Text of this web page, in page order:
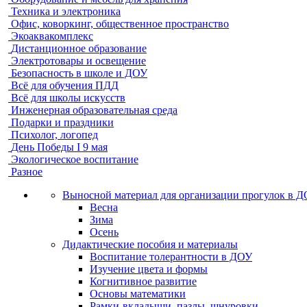
Техника и электроника
Офис, коворкинг, общественное пространство
Экоаквакомплекс
Дистанционное образование
Электротовары и освещение
Безопасность в школе и ДОУ
Всё для обучения ПДД
Всё для школы искусств
Инженерная образовательная среда
Подарки и праздники
Психолог, логопед
День Победы I 9 мая
Экологическое воспитание
Разное
Выносной материал для организации прогулок в
Весна
Зима
Осень
Дидактические пособия и материалы
Воспитание толерантности в ДОУ
Изучение цвета и формы
Когнитивное развитие
Основы математики